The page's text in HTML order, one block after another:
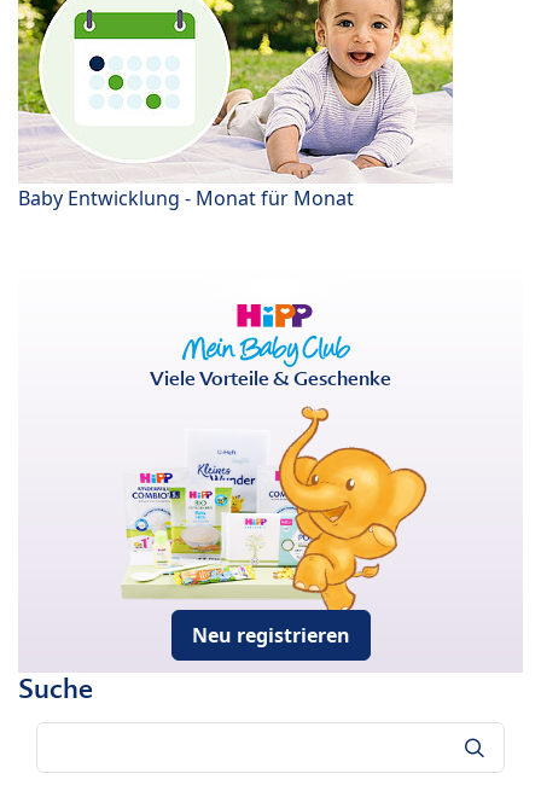
Baby Entwicklung - Monat für Monat
Viele Vorteile & Geschenke
Neu registrieren
Suche